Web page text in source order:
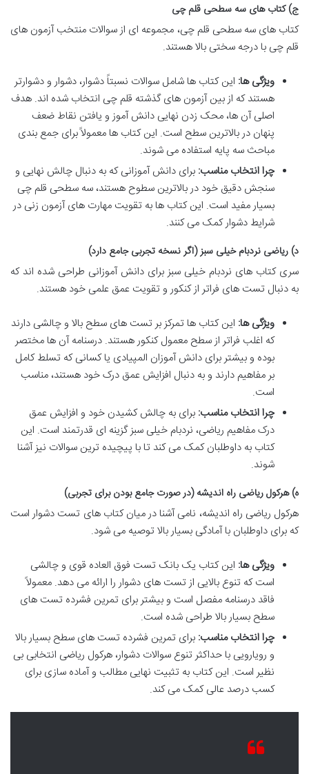
ج) کتاب های سه سطحی قلم چی
کتاب های سه سطحی قلم چی، مجموعه ای از سوالات منتخب آزمون های
قلم چی با درجه سختی بالا هستند.
ویژگی ها: این کتاب ها شامل سوالات نسبتاً دشوار، دشوار و دشوارتر
هستند که از بین آزمون های گذشته قلم چی انتخاب شده اند. هدف
اصلی آن ها، محک زدن نهایی دانش آموز و یافتن نقاط ضعف
پنهان در بالاترین سطح است. این کتاب ها معمولاً برای جمع بندی
مباحث سه پایه استفاده می شوند.
چرا انتخاب مناسب: برای دانش آموزانی که به دنبال چالش نهایی و
سنجش دقیق خود در بالاترین سطوح هستند، سه سطحی قلم چی
بسیار مفید است. این کتاب ها به تقویت مهارت های آزمون زنی در
شرایط دشوار کمک می کنند.
د) ریاضی نردبام خیلی سبز (اگر نسخه تجربی جامع دارد)
سری کتاب های نردبام خیلی سبز برای دانش آموزانی طراحی شده اند که
به دنبال تست های فراتر از کنکور و تقویت عمق علمی خود هستند.
ویژگی ها: این کتاب ها تمرکز بر تست های سطح بالا و چالشی دارند
که اغلب فراتر از سطح معمول کنکور هستند. درسنامه آن ها مختصر
بوده و بیشتر برای دانش آموزان المپیادی یا کسانی که تسلط کامل
بر مفاهیم دارند و به دنبال افزایش عمق درک خود هستند، مناسب
است.
چرا انتخاب مناسب: برای به چالش کشیدن خود و افزایش عمق
درک مفاهیم ریاضی، نردبام خیلی سبز گزینه ای قدرتمند است. این
کتاب به داوطلبان کمک می کند تا با پیچیده ترین سوالات نیز آشنا
شوند.
ه) هرکول ریاضی راه اندیشه (در صورت جامع بودن برای تجربی)
هرکول ریاضی راه اندیشه، نامی آشنا در میان کتاب های تست دشوار است
که برای داوطلبان با آمادگی بسیار بالا توصیه می شود.
ویژگی ها: این کتاب یک بانک تست فوق العاده قوی و چالشی
است که تنوع بالایی از تست های دشوار را ارائه می دهد. معمولاً
فاقد درسنامه مفصل است و بیشتر برای تمرین فشرده تست های
سطح بسیار بالا طراحی شده است.
چرا انتخاب مناسب: برای تمرین فشرده تست های سطح بسیار بالا
و رویارویی با حداکثر تنوع سوالات دشوار، هرکول ریاضی انتخابی بی
نظیر است. این کتاب به تثبیت نهایی مطالب و آماده سازی برای
کسب درصد عالی کمک می کند.